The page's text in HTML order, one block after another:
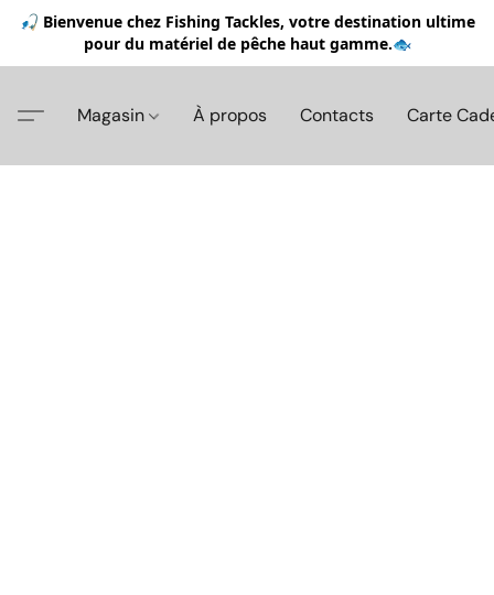
🎣 Bienvenue chez Fishing Tackles, votre destination ultime
pour du matériel de pêche haut gamme.🐟
Magasin À propos Contacts Carte